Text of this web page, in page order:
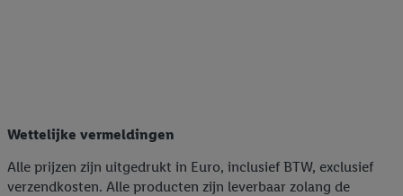
Wettelijke vermeldingen
Alle prijzen zijn uitgedrukt in Euro, inclusief BTW, exclusief
verzendkosten. Alle producten zijn leverbaar zolang de